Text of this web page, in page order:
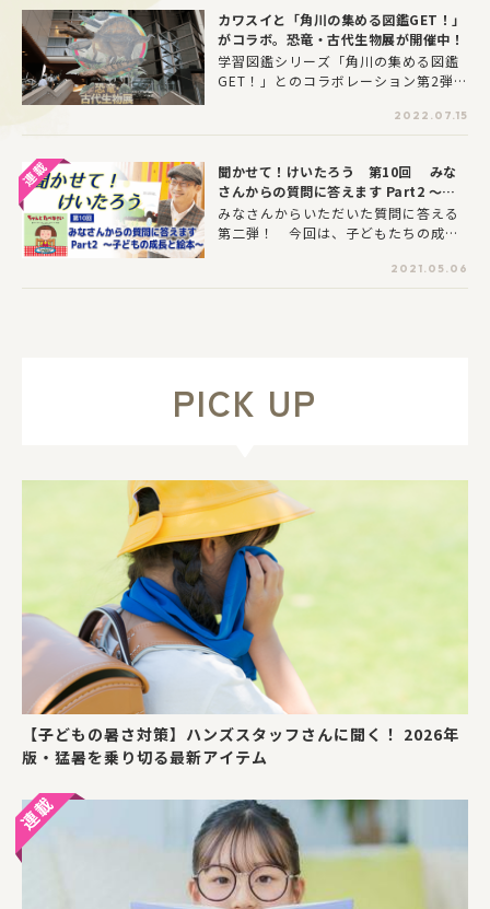
いね。
カワスイと「角川の集める図鑑GET！」
がコラボ。恐竜・古代生物展が開催中！
学習図鑑シリーズ「角川の集める図鑑
GET！」とのコラボレーション第2弾。
たが、今回の主役は「恐竜・古代生
物」。「角川の集める図鑑GET！ 恐
リアルテイストのイラストや、カワス
イクルーのオリジナル解説付きパネル
を楽しめる。
2022.07.15
聞かせて！けいたろう 第10回 みな
さんからの質問に答えます Part2 ～子
どもの成長と絵本～
みなさんからいただいた質問に答える
第二弾！ 今回は、子どもたちの成長
に関する質問をメインに答えてもらい
ました！ 保育士資格をもっているけ
2021.05.06
PICK UP
【子どもの暑さ対策】ハンズスタッフさんに聞く！ 2026年
版・猛暑を乗り切る最新アイテム